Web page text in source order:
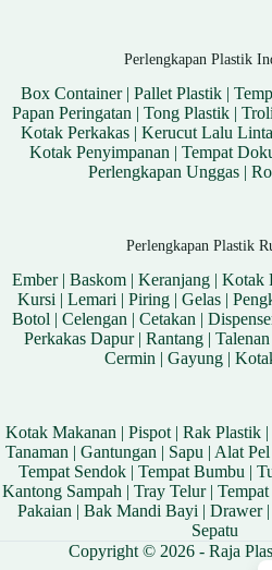
Perlengkapan Plastik
Box Container| Pallet Plastik|
Papan Peringatan |Tong Plastik |
Kotak Perkakas| Kerucut Lalu
Kotak Penyimpanan | Tempat
Perlengkapan Unggas |
Perlengkapan Plastik
Ember|Baskom |Keranjang |Kotak
Kursi |Lemari |Piring |Gelas |
Botol |Celengan |Cetakan |
Perkakas Dapur| Rantang| Talenan
Cermin| Gayung|
Kotak Makanan |Pispot|Rak Plastik
Tanaman| Gantungan| Sapu| Alat Pel
Tempat Sendok| Tempat Bumbu|
Kantong Sampah |Tray Telur|
Pakaian| Bak Mandi Bayi| Drawer|
Sepatu
Copyright © 2026 - Raja